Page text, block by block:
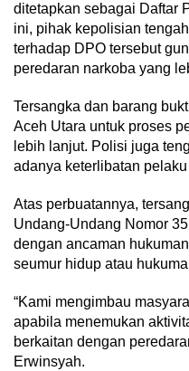
ditetapkan sebagai Daftar
ini, pihak kepolisian
terhadap DPO tersebut
peredaran narkoba yang
Tersangka dan barang
Aceh Utara untuk proses
lebih lanjut. Polisi juga
adanya keterlibatan
Atas perbuatannya,
Undang-Undang Nomor
dengan ancaman
seumur hidup atau
“Kami mengimbau
apabila menemukan
berkaitan dengan
Erwinsyah.